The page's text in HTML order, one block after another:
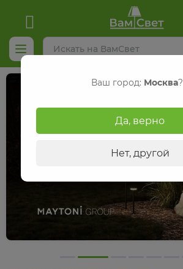
Ваш город: Москва?
Да, верно
Нет, другой